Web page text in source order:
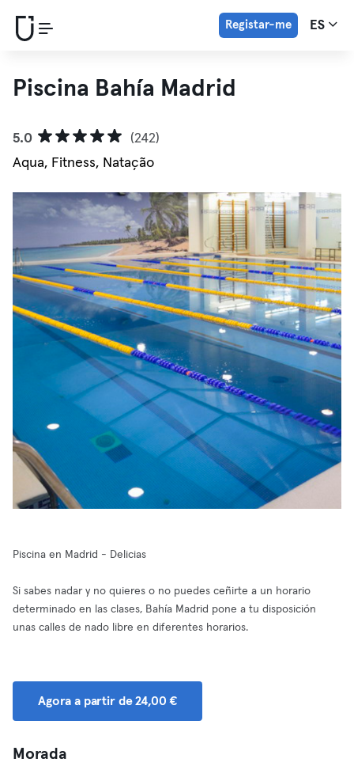
Registar-me ES
Piscina Bahía Madrid
5.0
(242)
Aqua, Fitness, Natação
Piscina en Madrid - Delicias
Si sabes nadar y no quieres o no puedes ceñirte a un horario
determinado en las clases, Bahía Madrid pone a tu disposición
unas calles de nado libre en diferentes horarios.
Agora a partir de 24,00 €
Morada